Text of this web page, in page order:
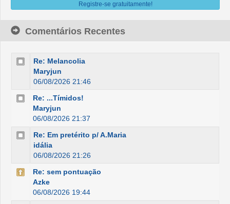
Registre-se gratuitamente!
Comentários Recentes
Re: Melancolia
Maryjun
06/08/2026 21:46
Re: ...Tímidos!
Maryjun
06/08/2026 21:37
Re: Em pretérito p/ A.Maria
idália
06/08/2026 21:26
Re: sem pontuação
Azke
06/08/2026 19:44